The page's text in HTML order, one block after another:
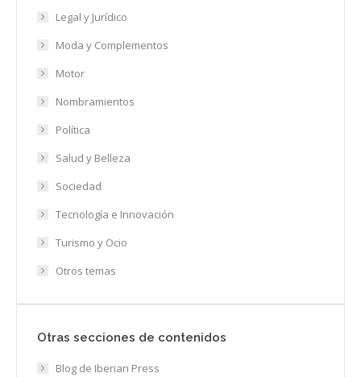
Legal y Jurídico
Moda y Complementos
Motor
Nombramientos
Política
Salud y Belleza
Sociedad
Tecnología e Innovación
Turismo y Ocio
Otros temas
Otras secciones de contenidos
Blog de Iberian Press